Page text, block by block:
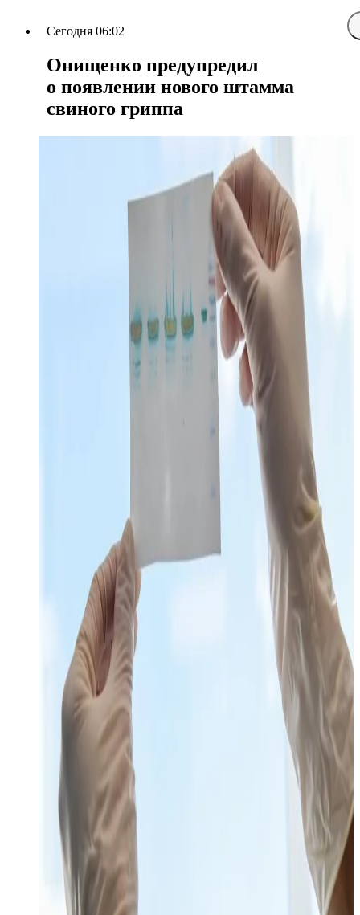
Сегодня 06:02
Онищенко предупредил
о появлении нового штамма
свиного гриппа